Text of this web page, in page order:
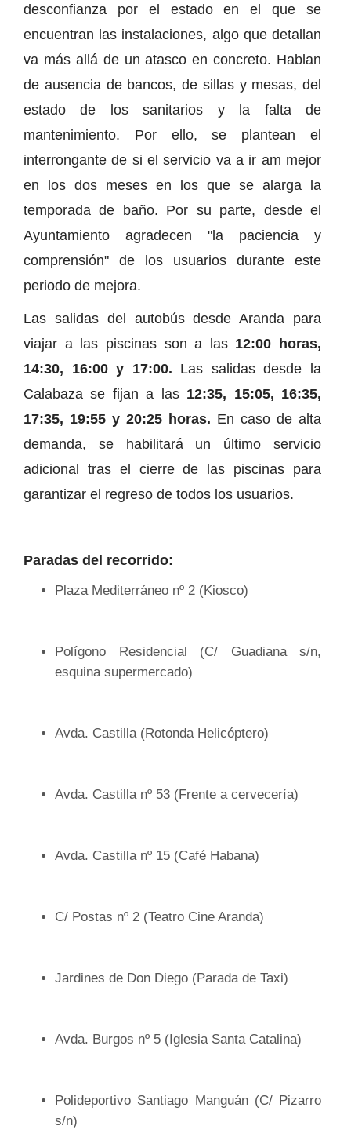
desconfianza por el estado en el que se
encuentran las instalaciones, algo que detallan
va más allá de un atasco en concreto. Hablan
de ausencia de bancos, de sillas y mesas, del
estado de los sanitarios y la falta de
mantenimiento. Por ello, se plantean el
interrongante de si el servicio va a ir am mejor
en los dos meses en los que se alarga la
temporada de baño. Por su parte, desde el
Ayuntamiento agradecen "la paciencia y
comprensión" de los usuarios durante este
periodo de mejora.
Las salidas del autobús desde Aranda para
viajar a las piscinas son a las 12:00 horas,
14:30, 16:00 y 17:00. Las salidas desde la
Calabaza se fijan a las 12:35, 15:05, 16:35,
17:35, 19:55 y 20:25 horas. En caso de alta
demanda, se habilitará un último servicio
adicional tras el cierre de las piscinas para
garantizar el regreso de todos los usuarios.
Paradas del recorrido:
Plaza Mediterráneo nº 2 (Kiosco)
Polígono Residencial (C/ Guadiana s/n,
esquina supermercado)
Avda. Castilla (Rotonda Helicóptero)
Avda. Castilla nº 53 (Frente a cervecería)
Avda. Castilla nº 15 (Café Habana)
C/ Postas nº 2 (Teatro Cine Aranda)
Jardines de Don Diego (Parada de Taxi)
Avda. Burgos nº 5 (Iglesia Santa Catalina)
Polideportivo Santiago Manguán (C/ Pizarro
s/n)